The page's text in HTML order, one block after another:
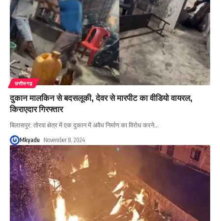
छत्तीसगढ़
दुकान मालकिन से बदसलूकी, देवर से मारपीट का वीडियो वायरल,
किराएदार गिरफ्तार
बिलासपुर: तोरवा क्षेत्र में एक दुकान में अवैध निर्माण का विरोध करने…
Mkyadu November 8, 2024